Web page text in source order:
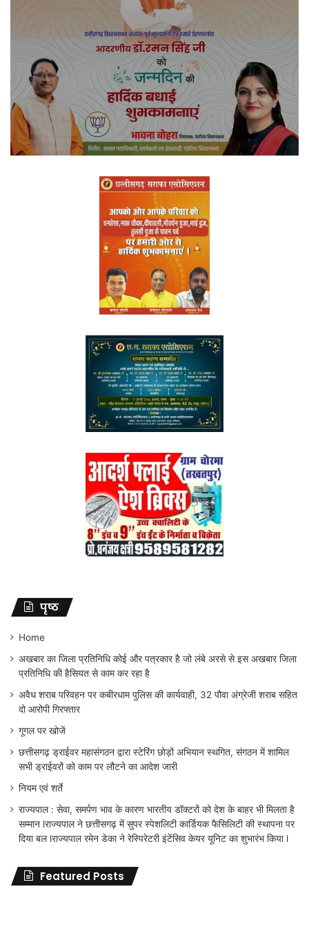
पृष्ठ
Home
अखबार का जिला प्रतिनिधि कोई और पत्रकार है जो लंबे अरसे से इस अखबार जिला
प्रतिनिधि की हैसियत से काम कर रहा है
अवैध शराब परिवहन पर कबीरधाम पुलिस की कार्यवाही, 32 पौवा अंग्रेजी शराब सहित
दो आरोपी गिरफ्तार
गूगल पर खोजें
छत्तीसगढ़ ड्राईवर महासंगठन द्वारा स्टेरिंग छोड़ों अभियान स्थगित, संगठन में शामिल
सभी ड्राईवरों को काम पर लौटने का आदेश जारी
नियम एवं शर्ते
राज्यपाल : सेवा, समर्पण भाव के कारण भारतीय डॉक्टरों को देश के बाहर भी मिलता है
सम्मान lराज्यपाल ने छत्तीसगढ़ में सुपर स्पेशलिटी कार्डियक फैसिलिटी की स्थापना पर
दिया बल lराज्यपाल रमेन डेका ने रेस्पिरेटरी इंटेंसिव केयर यूनिट का शुभारंभ किया l
Featured Posts